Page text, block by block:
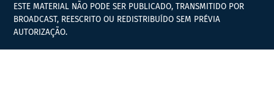
ESTE MATERIAL NÃO PODE SER PUBLICADO, TRANSMITIDO POR
BROADCAST, REESCRITO OU REDISTRIBUÍDO SEM PRÉVIA
AUTORIZAÇÃO.